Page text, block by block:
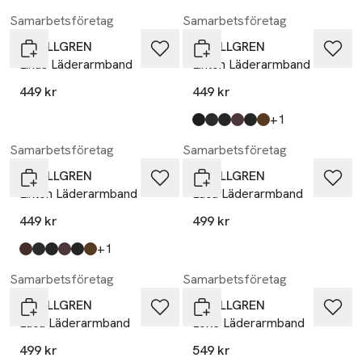
Samarbetsföretag
by BILLGREN
Linus Läderarmband
449 kr
Samarbetsföretag
by BILLGREN
Linton Läderarmband
449 kr
Produkten finns i färgerna:
black/brown,
black,
black/grey,
brown/blue,
black/green,
brown, +1
Samarbetsföretag
by BILLGREN
Linton Läderarmband
449 kr
Produkten finns i färgerna:
brown/red,
black,
black/grey,
brown/blue,
black/green,
brown, +1
Samarbetsföretag
by BILLGREN
Luca Läderarmband
499 kr
Samarbetsföretag
by BILLGREN
Luca Läderarmband
499 kr
Samarbetsföretag
by BILLGREN
Loke Läderarmband
549 kr